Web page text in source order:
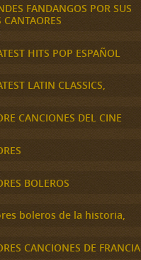
FANDANGOS POR SUS
CANTAORES
HITS POP ESPAÑOL
LATIN CLASSICS,
CANCIONES DEL CINE
BOLEROS
boleros de la historia,
CANCIONES DE FRANCIA